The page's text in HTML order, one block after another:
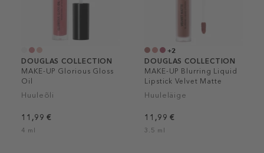
DOUGLAS COLLECTION
MAKE-UP Glorious Gloss
Oil
Huuleõli
11,99 €
4 ml
+2
DOUGLAS COLLECTION
MAKE-UP Blurring Liquid
Lipstick Velvet Matte
Huuleläige
11,99 €
3.5 ml